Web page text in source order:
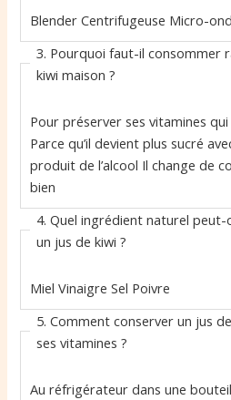
Blender Centrifugeuse Micro-
3. Pourquoi faut-il consommer
kiwi maison ?
Pour préserver ses vitamines
Parce qu’il devient plus sucré
produit de l’alcool Il change de
bien
4. Quel ingrédient naturel
un jus de kiwi ?
Miel Vinaigre Sel Poivre
5. Comment conserver un jus
ses vitamines ?
Au réfrigérateur dans une